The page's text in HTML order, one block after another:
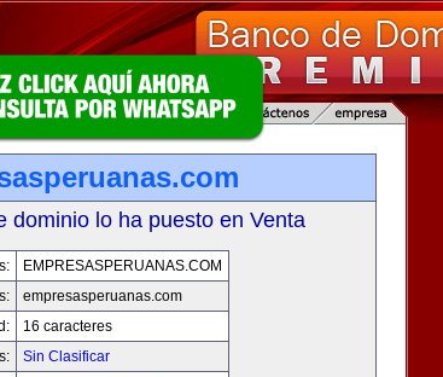
dominio lo ha puesto en Venta
EMPRESASPERUANAS.COM
empresasperuanas.com
16 caracteres
Sin Clasificar